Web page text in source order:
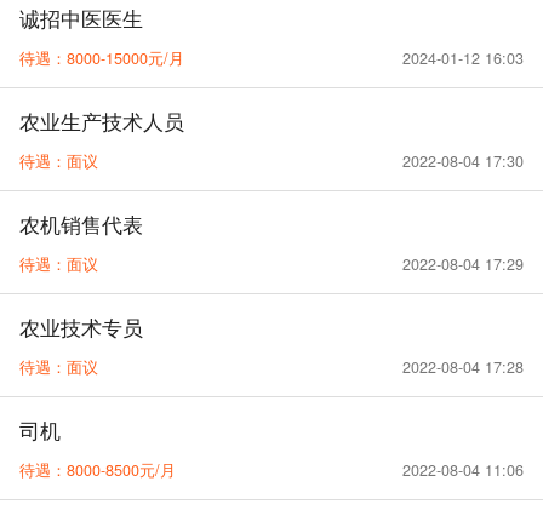
诚招中医医生
待遇：8000-15000元/月 2024-01-12 16:03
农业生产技术人员
待遇：面议 2022-08-04 17:30
农机销售代表
待遇：面议 2022-08-04 17:29
农业技术专员
待遇：面议 2022-08-04 17:28
司机
待遇：8000-8500元/月 2022-08-04 11:06